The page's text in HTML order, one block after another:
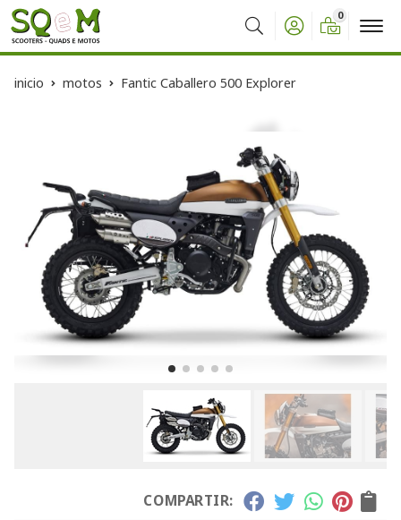
Buscar
0
inicio motos Fantic Caballero 500 Explorer
COMPARTIR: